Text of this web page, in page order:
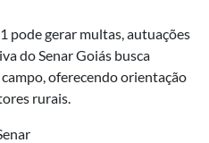
pode gerar multas, autuações
do Senar Goiás busca
oferecendo orientação
rurais.